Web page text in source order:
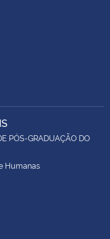
PÓS-GRADUAÇÃO DO
Humanas